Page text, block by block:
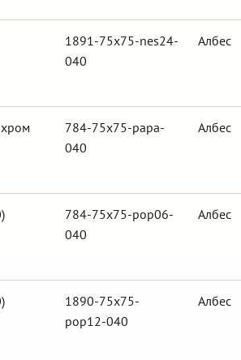
1891-75x75-nes24-
040
Албес
784-75x75-papa-
040
Албес
784-75x75-pop06-
040
Албес
1890-75x75-
pop12-040
Албес